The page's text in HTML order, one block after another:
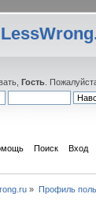
Гость .
Поиск Вход
» Профиль